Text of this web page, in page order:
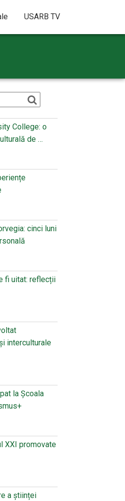
USARB TV
College: o
de …
cinci luni
fi uitat: reflecții
interculturale
la Școala
XXI promovate
a științei